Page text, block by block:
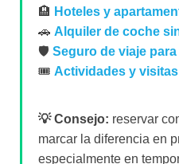
🏨 Hoteles y
🚗 Alquiler de coche
🛡️ Seguro de viaje
🎟️ Actividades y
💡 Consejo: reservar
marcar la diferencia en
especialmente en